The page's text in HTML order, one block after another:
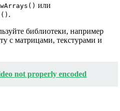
или
.
библиотеки, например
с матрицами, текстурами и
not properly encoded